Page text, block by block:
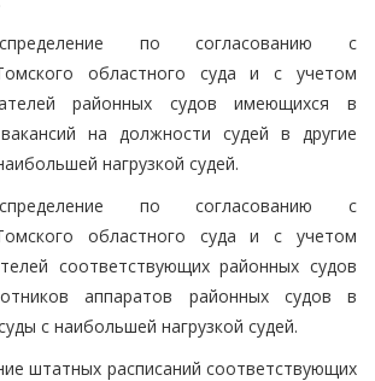
по согласованию с
областного суда и с учетом
районных судов имеющихся в
на должности судей в другие
нагрузкой судей.
по согласованию с
областного суда и с учетом
соответствующих районных судов
аппаратов районных судов в
с наибольшей нагрузкой судей.
штатных расписаний соответствующих